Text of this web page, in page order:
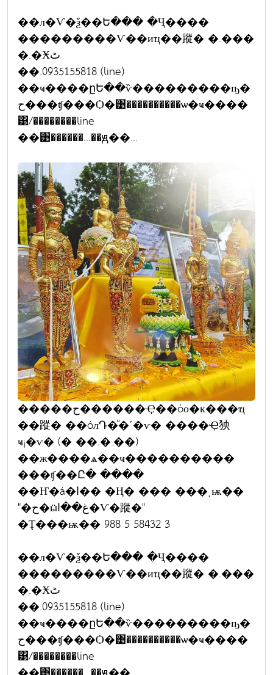
��л�Ѵ�ѯ��Ե��� �Ҷ����
���������Ѵ��иҵ��蹤� �.���
�.�Ӿٹ
��.0935155818 (line)
��ҹ����ըԵ��ѷ���������ҧ�
ح���ʧ���Ѻ�͹����������ѡ�ҹ����
͹/��������line
��͹������...��ԭ��...
�����ح������Ҿ��óо�к���ҵ
��蹤� ��óлԴ�ͧ�ʹ�ѵ� ����Ҿ㹧
ҹ¡�ѵ� (� ��.�.��)
��ж����ѧ��ҹ����������
���ʧ��Ը� ����
��Ҥ�á�ا�� �Ң� ��� ���ͺѭ��
"�ح�ӹغ��ا�Ѵ�蹤�"
�Ţ���ѭ�� 988 5 58432 3
��л�Ѵ�ѯ��Ե��� �Ҷ����
���������Ѵ��иҵ��蹤� �.���
�.�Ӿٹ
��.0935155818 (line)
��ҹ����ըԵ��ѷ���������ҧ�
ح���ʧ���Ѻ�͹����������ѡ�ҹ����
͹/��������line